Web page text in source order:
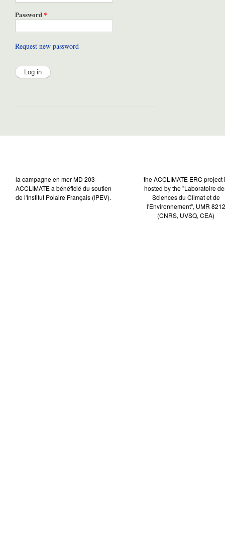
Password*
Request new password
la campagne en mer MD 203-
ACCLIMATE a bénéficié du soutien
de l'Institut Polaire Français (IPEV).
the ACCLIMATE ERC project
hosted by the "Laboratoire
Sciences du Climat et de
l'Environnement", UMR 8212
(CNRS, UVSQ, CEA)